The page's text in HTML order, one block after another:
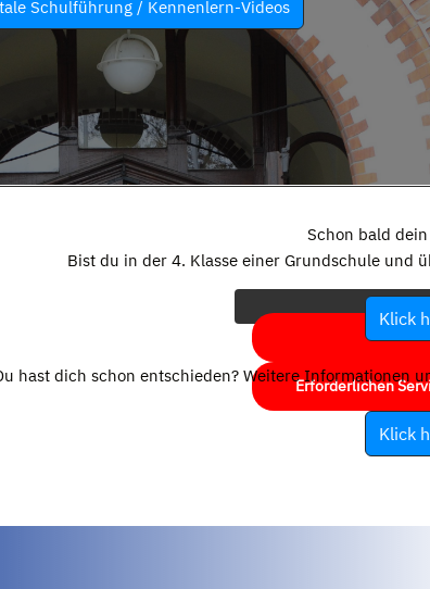
Schulführung / Kennenlern-Videos
eigentlichen Inhalt
Bitte beachten Sie,
Erforderlichen
Schon bald
Bist du in der 4. Klasse einer Grundschule und
Klick
hast dich schon entschieden? Weitere Informationen
Klick